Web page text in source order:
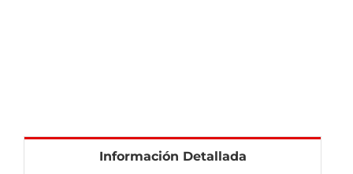
Información Detallada